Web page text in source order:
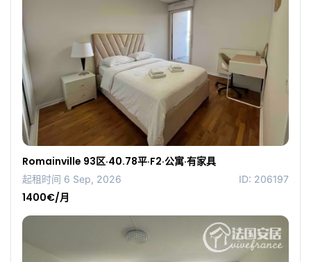
Romainville 93区·40.78平·F2·公寓·有家具
起租时间 6 Sep, 2026 ID: 206197
1400€/月